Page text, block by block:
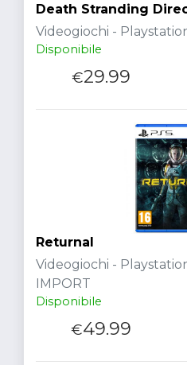
Death Stranding
Videogiochi -
Disponibile
€29.99
Returnal
Videogiochi -
IMPORT
Disponibile
€49.99